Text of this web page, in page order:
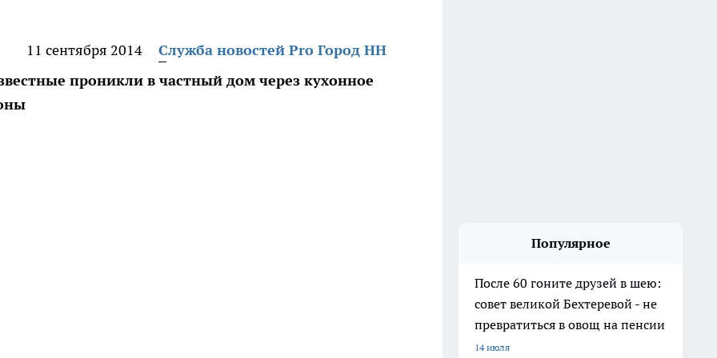
11 сентября 2014
Служба новостей Pro Город НН
проникли в частный дом через кухонное
Популярное
После 60 гоните друзей в шею:
совет великой Бехтеревой - не
превратиться в овощ на пенсии
14 июля